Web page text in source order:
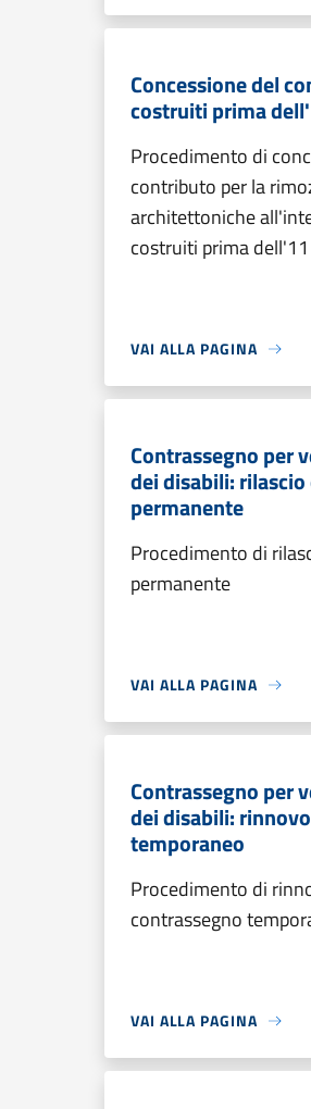
Concessione del
costruiti prima
Procedimento di
contributo per la
architettoniche
costruiti prima
VAI ALLA PAGINA
Contrassegno per
dei disabili:
permanente
Procedimento di
permanente
VAI ALLA PAGINA
Contrassegno per
dei disabili:
temporaneo
Procedimento di
contrassegno
VAI ALLA PAGINA